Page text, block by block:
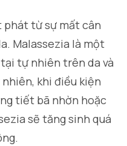
từ sự mất cân
Malassezia là một
tự nhiên trên da và
khi điều kiện
tiết bã nhờn hoặc
sẽ tăng sinh quá